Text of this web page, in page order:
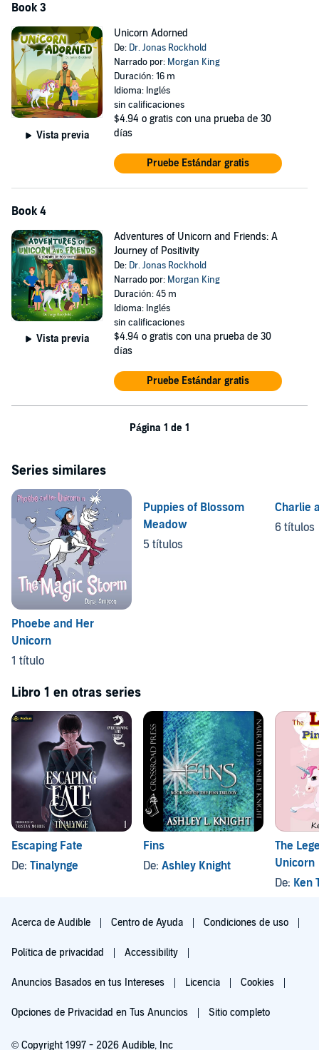
Book 3
Vista previa
Unicorn Adorned
De: Dr. Jonas Rockhold
Narrado por: Morgan King
Duración: 16 m
Idioma: Inglés
sin calificaciones
$4.94 o gratis con una prueba de 30
días
Pruebe Estándar gratis
Book 4
Vista previa
Adventures of Unicorn and Friends: A
Journey of Positivity
De: Dr. Jonas Rockhold
Narrado por: Morgan King
Duración: 45 m
Idioma: Inglés
sin calificaciones
$4.94 o gratis con una prueba de 30
días
Pruebe Estándar gratis
Página 1 de 1
Series similares
Phoebe and Her
Unicorn
1 título
Puppies of Blossom
Meadow
5 títulos
Charlie
6 títulos
Libro 1 en otras series
Escaping Fate
De: Tinalynge
Fins
De: Ashley Knight
The
Unicorn
De: Ken
Acerca de Audible Centro de Ayuda Condiciones de uso
Política de privacidad Accessibility
Anuncios Basados en tus Intereses Licencia Cookies
Opciones de Privacidad en Tus Anuncios Sitio completo
© Copyright 1997 - 2026 Audible, Inc